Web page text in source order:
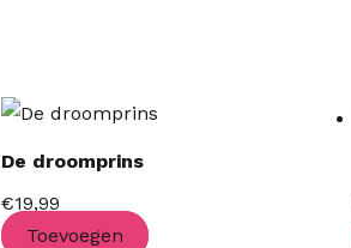
De droomprins
€19,99
Toevoegen